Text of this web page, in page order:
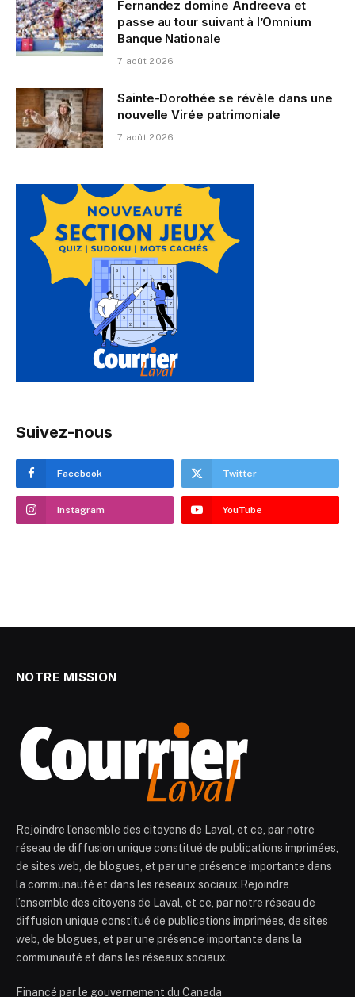
Fernandez domine Andreeva et
passe au tour suivant à l’Omnium
Banque Nationale
7 août 2026
Sainte-Dorothée se révèle dans une
nouvelle Virée patrimoniale
7 août 2026
Suivez-nous
Facebook Twitter
Instagram YouTube
NOTRE MISSION
Rejoindre l’ensemble des citoyens de Laval, et ce, par notre
réseau de diffusion unique constitué de publications imprimées,
de sites web, de blogues, et par une présence importante dans
la communauté et dans les réseaux sociaux.Rejoindre
l’ensemble des citoyens de Laval, et ce, par notre réseau de
diffusion unique constitué de publications imprimées, de sites
web, de blogues, et par une présence importante dans la
communauté et dans les réseaux sociaux.
Financé par le gouvernement du Canada